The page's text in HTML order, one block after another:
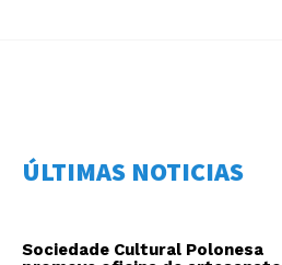
ÚLTIMAS NOTICIAS
Sociedade Cultural Polonesa